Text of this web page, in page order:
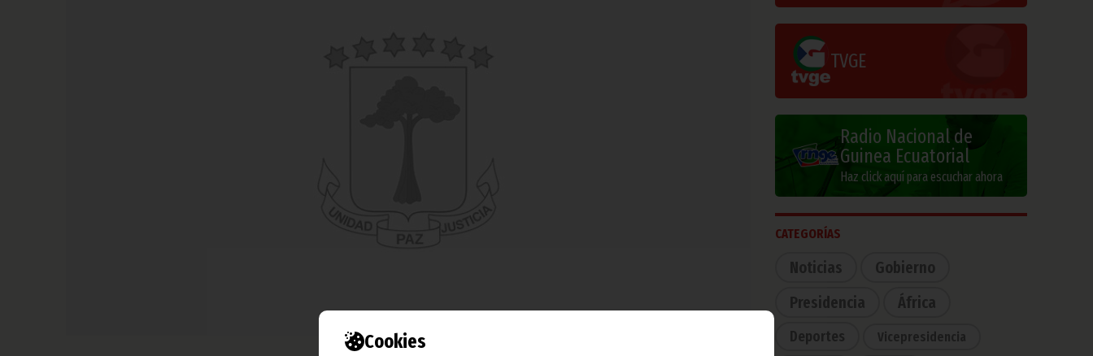
Cookies
TVGE
Radio Nacional de
Guinea Ecuatorial
Haz click aquí para escuchar ahora
CATEGORÍAS
Noticias
Gobierno
Presidencia
África
Deportes Vicepresidencia